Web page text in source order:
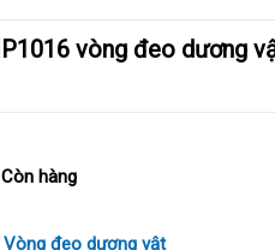
Còn hàng
Vòng đeo dương vật